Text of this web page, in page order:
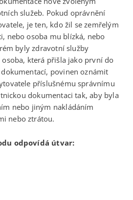
služeb. Pokud oprávnění
je ten, kdo žil se zemřelým
nebo osoba mu blízká, nebo
byly zdravotní služby
která přišla jako první do
povinen oznámit
příslušnému správnímu
dokumentaci tak, aby byla
nebo jiným nakládáním
nebo ztrátou.
odpovídá útvar: